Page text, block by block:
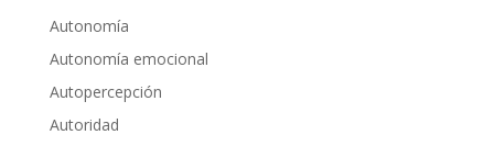
Autonomía
Autonomía emocional
Autopercepción
Autoridad